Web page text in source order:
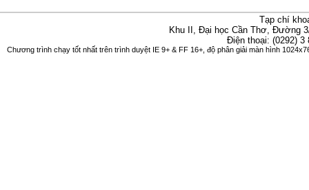
Tạp chí
Khu II, Đại học Cần Thơ, Đường
Điện thoại: (0292)
Chương trình chạy tốt nhất trên trình duyệt IE 9+ & FF 16+, độ phân giải màn hình